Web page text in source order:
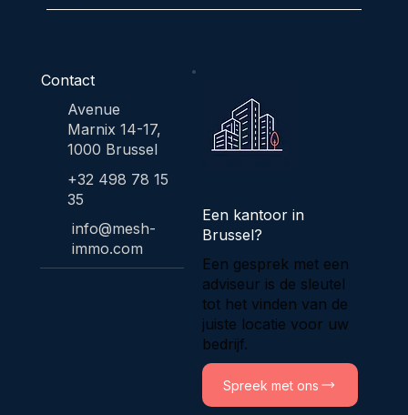
Contact
Avenue
Marnix 14-17,
1000 Brussel
+32 498 78 15
35
info@mesh-
immo.com
Een kantoor in
Brussel?
Een gesprek met een
adviseur is de sleutel
tot het vinden van de
juiste locatie voor uw
bedrijf.
Spreek met ons